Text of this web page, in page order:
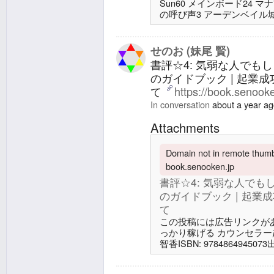
Sun60 メインボード24 マ
の呼び声3 アーデンベイル
地、永岩城/Eiganjo, Seat
Aspirant4 密輸人の回転翼
せのお (妹尾 賢)
書評☆4: 気弱な人でも
のガイドブック | 起業
て
https://
In conversation about a year
Attachments
Domain not in remote
book.senooken.jp
書評☆4: 気弱な人でも
のガイドブック | 起業
て
この投稿には広告リンク
っかり稼げる カウンセラ
智香ISBN: 9784864945073
Wed評価: ☆4